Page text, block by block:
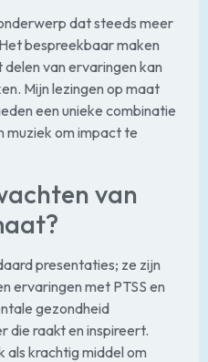
dat steeds meer
bespreekbaar maken
van ervaringen kan
Mijn lezingen op maat
een unieke combinatie
muziek om impact te
van
presentaties; ze zijn
ervaringen met PTSS en
gezondheid
die raakt en inspireert.
als krachtig middel om